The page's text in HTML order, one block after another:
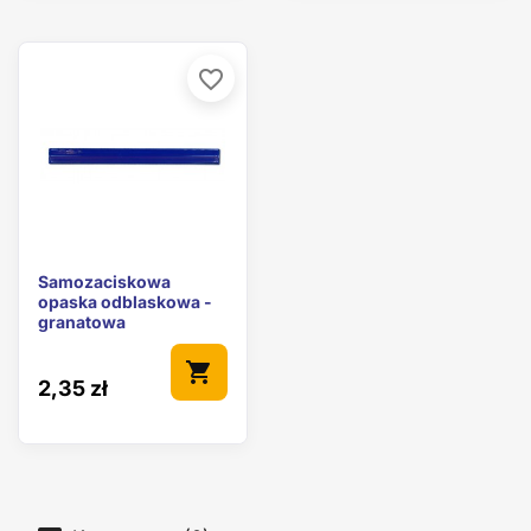
Samozaciskowa
opaska odblaskowa -
granatowa
2,35 zł
shopping_cart
favorite_border